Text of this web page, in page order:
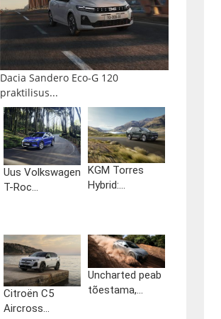
Dacia Sandero Eco-G 120
praktilisus...
Uus Volkswagen
T-Roc...
KGM Torres
Hybrid:...
Citroën C5
Aircross...
Uncharted peab
tõestama,...